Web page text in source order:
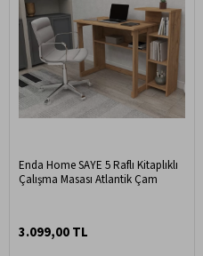
Enda Home SAYE 5 Raflı Kitaplıklı
Çalışma Masası Atlantik Çam
3.099,00 TL